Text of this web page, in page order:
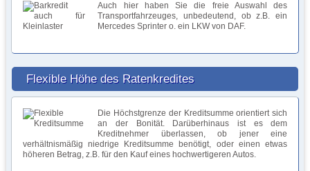
Auch hier haben Sie die freie Auswahl des
Transportfahrzeuges, unbedeutend, ob z.B. ein
Mercedes Sprinter o. ein LKW von DAF.
Flexible Höhe des Ratenkredites
Die Höchstgrenze der Kreditsumme orientiert sich
an der Bonität. Darüberhinaus ist es dem
Kreditnehmer überlassen, ob jener eine
verhältnismäßig niedrige Kreditsumme benötigt, oder einen etwas
höheren Betrag, z.B. für den Kauf eines hochwertigeren Autos.